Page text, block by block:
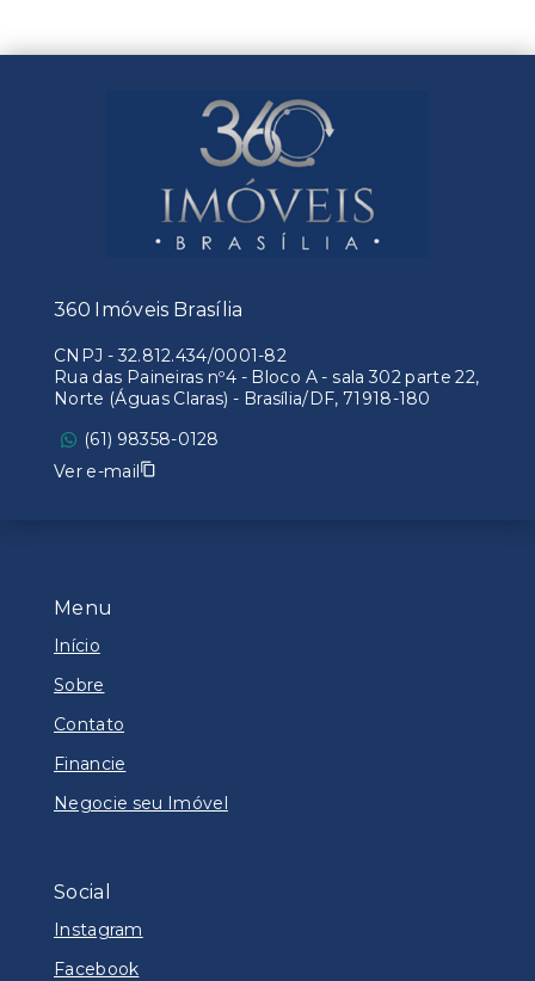
Menu
Início
Sobre
Contato
Financie
Negocie seu Imóvel
Social
Instagram
Facebook
360 Imóveis Brasília
CNPJ -32.812.434/0001-82
Rua das Paineiras nº4 - Bloco A - sala 302 parte 22,
Norte (Águas Claras) - Brasília/DF, 71918-180
(61) 98358-0128
Ver e-mail